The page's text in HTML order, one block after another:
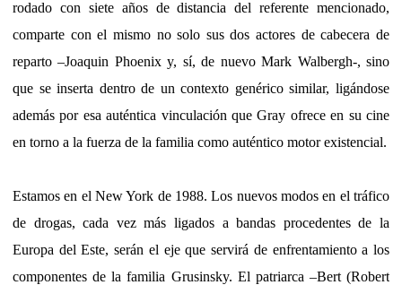
rodado con siete años de distancia del referente mencionado,
comparte con el mismo no solo sus dos actores de cabecera de
reparto –Joaquin Phoenix y, sí, de nuevo Mark Walbergh-, sino
que se inserta dentro de un contexto genérico similar, ligándose
además por esa auténtica vinculación que Gray ofrece en su cine
en torno a la fuerza de la familia como auténtico motor existencial.
Estamos en el New York de 1988. Los nuevos modos en el tráfico
de drogas, cada vez más ligados a bandas procedentes de la
Europa del Este, serán el eje que servirá de enfrentamiento a los
componentes de la familia Grusinsky. El patriarca –Bert (Robert